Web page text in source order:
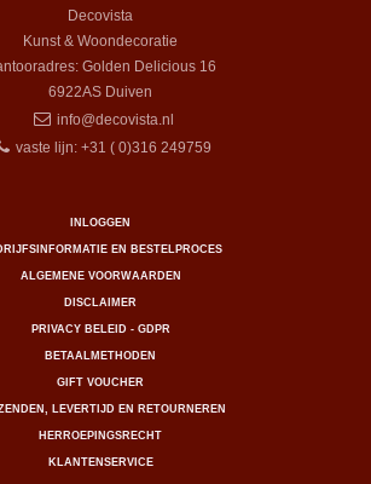
Decovista
Kunst & Woondecoratie
Golden Delicious 16
6922AS Duiven
info@decovista.nl
vaste lijn: +31 ( 0)316 249759
INLOGGEN
EN BESTELPROCES
ALGEMENE VOORWAARDEN
DISCLAIMER
PRIVACY BELEID - GDPR
BETAALMETHODEN
GIFT VOUCHER
LEVERTIJD EN RETOURNEREN
HERROEPINGSRECHT
KLANTENSERVICE